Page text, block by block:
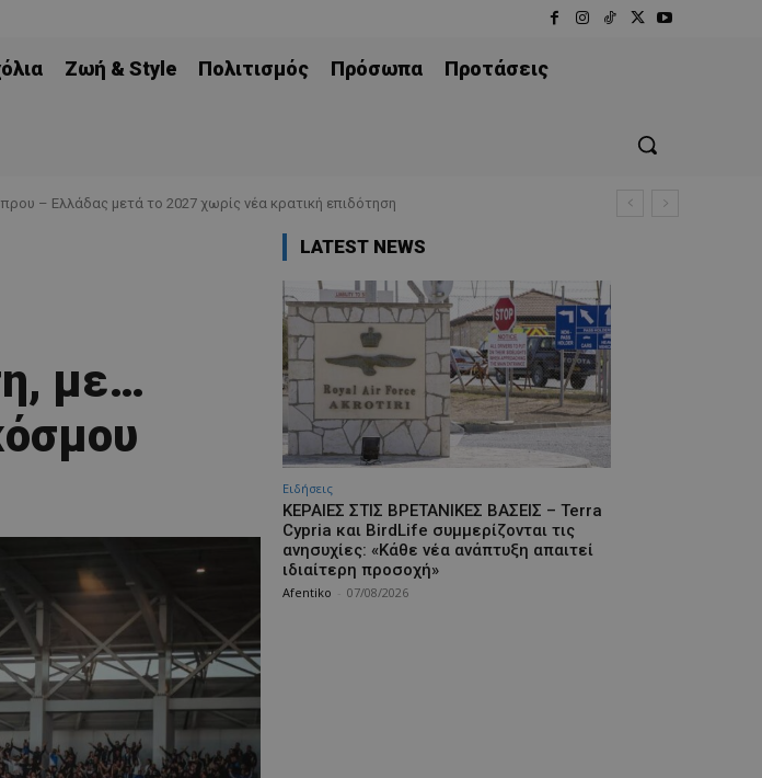
Ζωή & Style Πολιτισμός Πρόσωπα
Προτάσεις
– Ελλάδας μετά το 2027 χωρίς νέα κρατική επιδότηση
με…
LATEST NEWS
Ειδήσεις
ΚΕΡΑΙΕΣ ΣΤΙΣ ΒΡΕΤΑΝΙΚΕΣ ΒΑΣΕΙΣ – Terra
Cypria και BirdLife συμμερίζονται τις
ανησυχίες: «Κάθε νέα ανάπτυξη απαιτεί
ιδιαίτερη προσοχή»
Afentiko 07/08/2026